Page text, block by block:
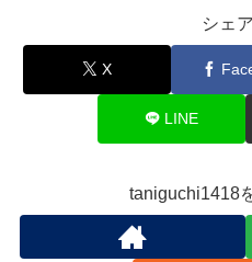
シェ
X
LINE
taniguchi1418